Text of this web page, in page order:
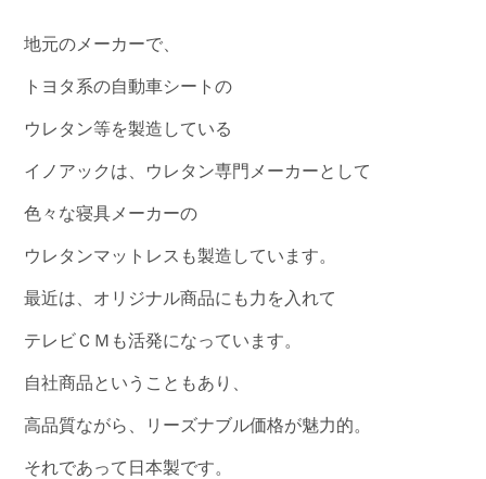
地元のメーカーで、
トヨタ系の自動車シートの
ウレタン等を製造している
イノアックは、ウレタン専門メーカーとして
色々な寝具メーカーの
ウレタンマットレスも製造しています。
最近は、オリジナル商品にも力を入れて
テレビＣＭも活発になっています。
自社商品ということもあり、
高品質ながら、リーズナブル価格が魅力的。
それであって日本製です。